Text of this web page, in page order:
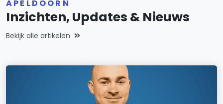
APELDOORN
Inzichten, Updates & Nieuws
Bekijk alle artikelen